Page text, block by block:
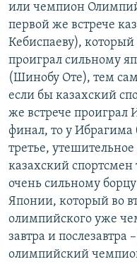
или чемпион
первой же встрече
Кебиспаеву),
проиграл сильному
(Шинобу Оте), тем
если бы казахский
же встрече проиграл
финал, то у Ибрагима
третье,
казахский спортсмен
очень сильному
Японии, который во
олимпийского уже
завтра и послезавтра
олимпийский